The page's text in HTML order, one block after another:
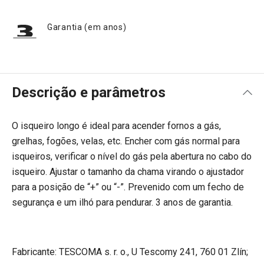
Garantia (em anos)
Descrição e parâmetros
O isqueiro longo é ideal para acender fornos a gás,
grelhas, fogões, velas, etc. Encher com gás normal para
isqueiros, verificar o nível do gás pela abertura no cabo do
isqueiro. Ajustar o tamanho da chama virando o ajustador
para a posição de “+” ou “-”. Prevenido com um fecho de
segurança e um ilhó para pendurar. 3 anos de garantia.
Fabricante: TESCOMA s. r. o., U Tescomy 241, 760 01 Zlín;